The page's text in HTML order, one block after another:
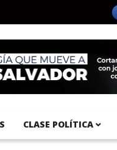
Internacional del
CLASE POLÍTICA